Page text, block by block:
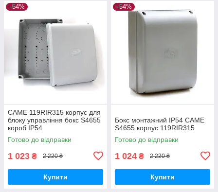
–54%
CAME 119RIR315 корпус для
блоку управління бокс S4655
короб IP54
Готово до відправки
1 023 ₴ 2 220 ₴
Купити
–54%
Бокс монтажний IP54 CAME
S4655 корпус 119RIR315
Готово до відправки
1 024 ₴ 2 220 ₴
Купити